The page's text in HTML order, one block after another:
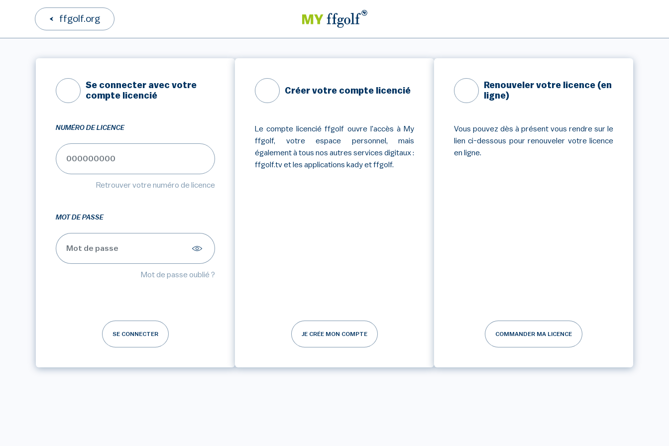
ffgolf.org
Se connecter avec votre
compte licencié
NUMÉRO DE LICENCE
Retrouver votre numéro de licence
MOT DE PASSE
Mot de passe oublié ?
SE CONNECTER
Créer votre compte licencié
Le compte licencié ffgolf ouvre l'accès à My
ffgolf, votre espace personnel, mais
également à tous nos autres services digitaux :
ffgolf.tv et les applications kady et ffgolf.
JE CRÉE MON COMPTE
Renouveler votre licence (en
ligne)
Vous pouvez dès à présent vous rendre sur le
lien ci-dessous pour renouveler votre licence
en ligne.
COMMANDER MA LICENCE